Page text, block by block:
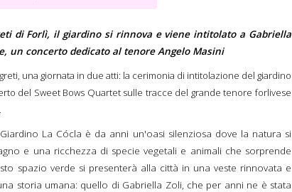
di Forlì, il giardino si rinnova e viene intitolato a Gabriella
un concerto dedicato al tenore Angelo Masini
una giornata in due atti: la cerimonia di intitolazione del giardino
del Sweet Bows Quartet sulle tracce del grande tenore forlivese
La Cócla è da anni un'oasi silenziosa dove la natura si
e una ricchezza di specie vegetali e animali che sorprende
spazio verde si presenterà alla città in una veste rinnovata e
storia umana: quello di Gabriella Zoli, che per anni ne è stata